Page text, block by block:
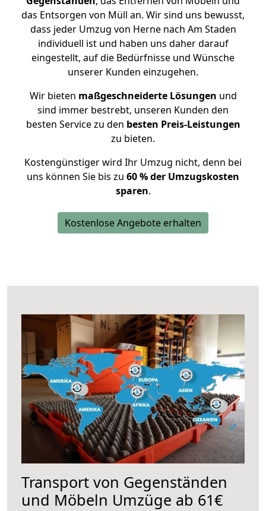
das Entsorgen von Müll an. Wir sind uns bewusst,
dass jeder Umzug von Herne nach Am Staden
individuell ist und haben uns daher darauf
eingestellt, auf die Bedürfnisse und Wünsche
unserer Kunden einzugehen.
Wir bieten maßgeschneiderte Lösungen und
sind immer bestrebt, unseren Kunden den
besten Service zu den besten Preis-Leistungen
zu bieten.
Kostengünstiger wird Ihr Umzug nicht, denn bei
uns können Sie bis zu 60 % der Umzugskosten
sparen.
Kostenlose Angebote erhalten
Transport von Gegenständen
und Möbeln Umzüge ab 61€